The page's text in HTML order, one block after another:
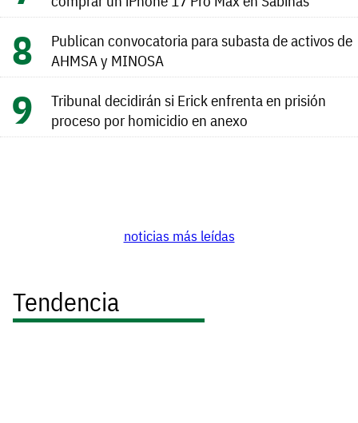
Publican convocatoria para subasta de activos de
AHMSA y MINOSA
Tribunal decidirán si Erick enfrenta en prisión
proceso por homicidio en anexo
noticias más leídas
Tendencia